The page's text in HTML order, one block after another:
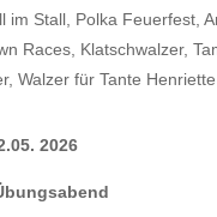
Stall, Polka Feuerfest,
Races, Klatschwalzer,
Walzer für Tante Henriette
2026